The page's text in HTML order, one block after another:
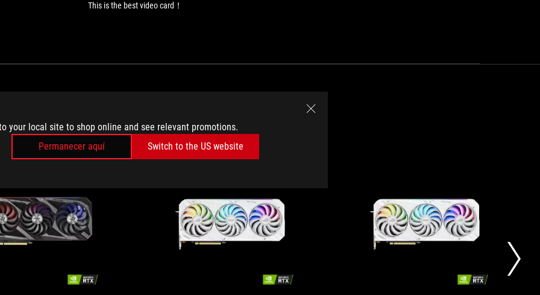
your local site to shop online and see relevant promotions.
Permanecer aquí
Switch to the US website
This is the best video card！